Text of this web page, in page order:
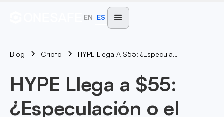
EN ES
Blog Cripto HYPE Llega A $55: ¿Especulación O El Próximo Gran Éxito?
HYPE Llega a $55:
¿Especulación o el